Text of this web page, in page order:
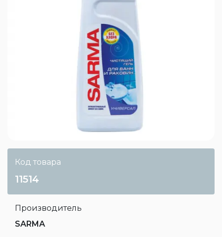
Код товара
11514
Производитель
SARMA